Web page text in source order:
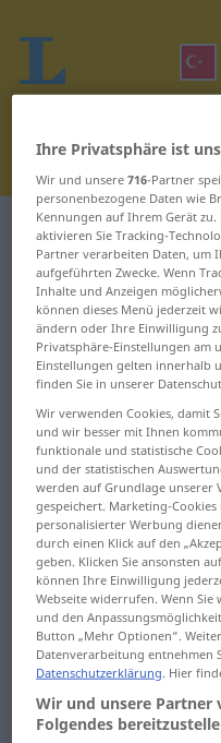
Türkisch-Deutsch
Wörter auf
beginnen –
dikkatsizlik
didişmek
diferansiyel
difteri
diftong
difüzyon
dijital
dijitalizasyon
dik
Ihre Privatsphäre ist
Wir und unsere716-Partner
personenbezogene Daten wie
Kennungen auf Ihrem Gerät
aktivieren Sie Tracking-
Partner verarbeiten Daten, um
aufgeführten Zwecke. Wenn
Inhalte und Anzeigen
können dieses Menü jederzeit
ändern oder Ihre Einwilligung
Privatsphäre-Einstellungen am
Einstellungen gelten innerhalb
finden Sie in unserer
Wir verwenden Cookies, damit
und wir besser mit Ihnen
funktionale und statistische
und der statistischen
werden auf Grundlage unserer
gespeichert. Marketing-
personalisierter Werbung
durch einen Klick auf den
geben. Klicken Sie ansonsten
können Ihre Einwilligung
Webseite widerrufen. Wenn
und den
Button „Mehr Optionen“.
Datenverarbeitung entnehmen
Datenschutzerklärung. Hier
Wir und unsere Partner
Folgendes